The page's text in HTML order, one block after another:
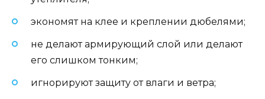
экономят на клее и креплении дюбелями;
не делают армирующий слой или делают
его слишком тонким;
игнорируют защиту от влаги и ветра;